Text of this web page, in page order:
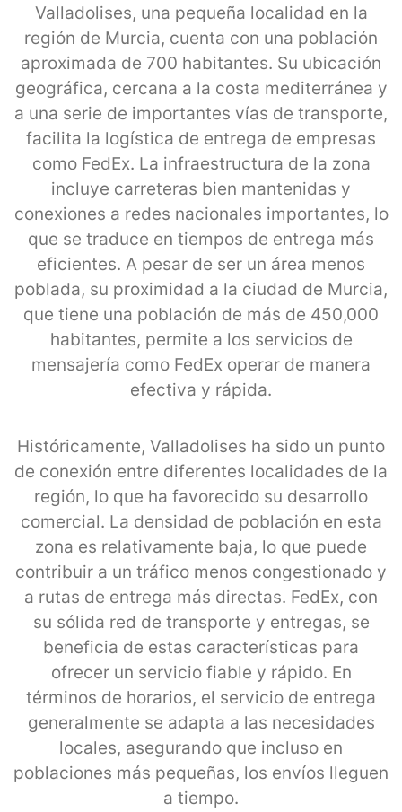
Valladolises, una pequeña localidad en la
región de Murcia, cuenta con una población
aproximada de 700 habitantes. Su ubicación
geográfica, cercana a la costa mediterránea y
a una serie de importantes vías de transporte,
facilita la logística de entrega de empresas
como FedEx. La infraestructura de la zona
incluye carreteras bien mantenidas y
conexiones a redes nacionales importantes, lo
que se traduce en tiempos de entrega más
eficientes. A pesar de ser un área menos
poblada, su proximidad a la ciudad de Murcia,
que tiene una población de más de 450,000
habitantes, permite a los servicios de
mensajería como FedEx operar de manera
efectiva y rápida.
Históricamente, Valladolises ha sido un punto
de conexión entre diferentes localidades de la
región, lo que ha favorecido su desarrollo
comercial. La densidad de población en esta
zona es relativamente baja, lo que puede
contribuir a un tráfico menos congestionado y
a rutas de entrega más directas. FedEx, con
su sólida red de transporte y entregas, se
beneficia de estas características para
ofrecer un servicio fiable y rápido. En
términos de horarios, el servicio de entrega
generalmente se adapta a las necesidades
locales, asegurando que incluso en
poblaciones más pequeñas, los envíos lleguen
a tiempo.